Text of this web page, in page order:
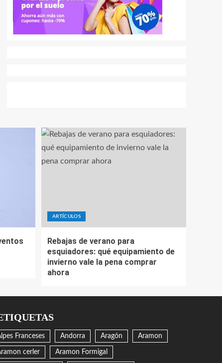
ARTÍCULOS
Rebajas de verano para
esquiadores: qué equipamiento de
invierno vale la pena comprar
ahora
Franceses Andorra Aragón Aramon
cerler Aramon Formigal